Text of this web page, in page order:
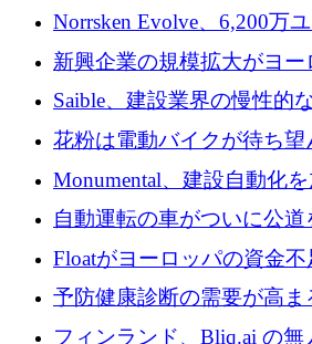
にシリーズ A で 3,000 万
Norrsken Evolve、6,200万
後、アムステルダムに根を
新興企業の規模拡大がヨ
した創業者を生み出す、ア
Saible、建設業界の慢性的
対処するために 290 万ポン
花粉は電動バイクが待ち望
ー交換ネットワークを構築
Monumental、建設自動化
リーズ B で 3,200 万ドルを
自動運転の車がついに公
が世界をリードしようとし
Floatがヨーロッパの資金
シリーズAで450万ユーロを
予防健康診断の需要が高ま
が 7 億ドルを調達
フィンランド、Bliq.ai の無